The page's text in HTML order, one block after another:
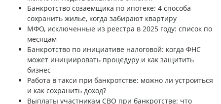
Банкротство созаемщика по ипотеке: 4 способа
сохранить жилье, когда забирают квартиру
МФО, исключенные из реестра в 2025 году: список по
месяцам
Банкротство по инициативе налоговой: когда ФНС
может инициировать процедуру и как защитить
бизнес
Работа в такси при банкротстве: можно ли устроиться
и как сохранить доход?
Выплаты участникам СВО при банкротстве: что